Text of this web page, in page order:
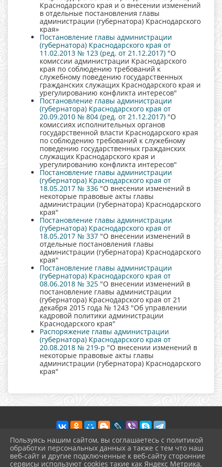
Краснодарского края и о внесении изменений
в отдельные постановления главы
администрации (губернатора) Краснодарского
края»
Постановление главы администрации
(губернатора) Краснодарского края от
11.02.2013 № 123 (ред. от 21.12.2017) "О
комиссии администрации Краснодарского
края по соблюдению требований к
служебному поведению государственных
гражданских служащих Краснодарского края и
урегулированию конфликта интересов"
Постановление главы администрации
(губернатора) Краснодарского края от
20.09.2010 № 804 (ред. от 21.12.2017) "О
комиссиях исполнительных органов
государственной власти Краснодарского края
по соблюдению требований к служебному
поведению государственных гражданских
служащих Краснодарского края и
урегулированию конфликта интересов"
Постановление главы администрации
(губернатора) Краснодарского края от
18.05.2017 № 336 "О внесении изменений в
некоторые правовые акты главы
администрации (губернатора) Краснодарского
края"
Постановление главы администрации
(губернатора) Краснодарского края от
18.05.2017 № 337 "О внесении изменений в
отдельные постановления главы
администрации (губернатора) Краснодарского
края"
Постановление главы администрации
(губернатора) Краснодарского края от
08.06.2018 № 325 "О внесении изменений в
постановление главы администрации
(губернатора) Краснодарского края от 21
декабря 2015 года № 1243 "Об управлении
кадровой политики администрации
Краснодарского края"
Распоряжение главы администрации
(губернатора) Краснодарского края от
20.08.2018 № 219-р "О внесении изменений в
некоторые правовые акты главы
администрации (губернатора) Краснодарского
края"
2026 г. nebbib.kulturatuapse.ru
Пользуясь нашим сайтом, вы соглашаетесь с политикой
обработки персональных данных а также с тем что наш
веб-сайт и другие подключенные к веб-сайту сторонние
сервисы используют cookies такие как Яндекс Метрика,